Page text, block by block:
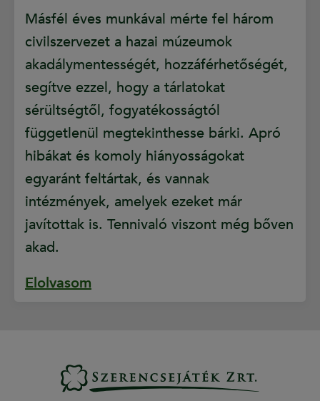
Másfél éves munkával mérte fel három
civilszervezet a hazai múzeumok
akadálymentességét, hozzáférhetőségét,
segítve ezzel, hogy a tárlatokat
sérültségtől, fogyatékosságtól
függetlenül megtekinthesse bárki. Apró
hibákat és komoly hiányosságokat
egyaránt feltártak, és vannak
intézmények, amelyek ezeket már
javítottak is. Tennivaló viszont még bőven
akad.
Elolvasom